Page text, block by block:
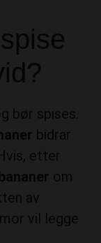
bør spises.
bidrar
etter
om
av
vil legge